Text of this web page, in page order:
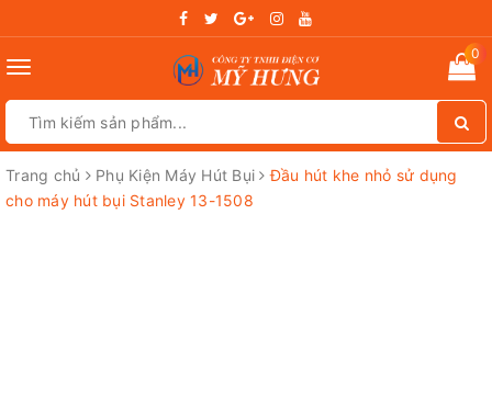
Toggle
0
Trang chủ Phụ Kiện Máy Hút Bụi
Đầu hút khe nhỏ sử dụng
cho máy hút bụi Stanley 13-1508